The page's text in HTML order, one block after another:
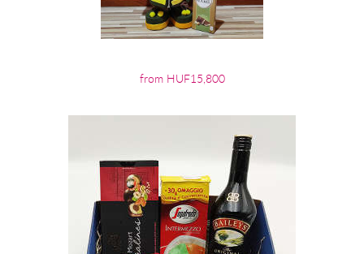
from HUF15,800